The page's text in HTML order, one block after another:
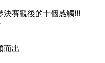
賽觀後的十個感觸!!!
而出